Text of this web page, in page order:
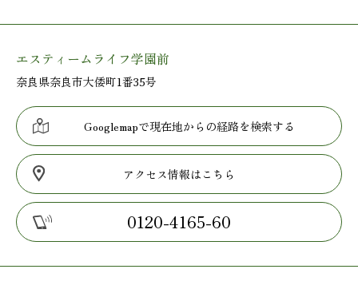
エスティームライフ学園前
奈良県奈良市大倭町1番35号
Googlemapで現在地からの経路を検索する
アクセス情報はこちら
0120-4165-60